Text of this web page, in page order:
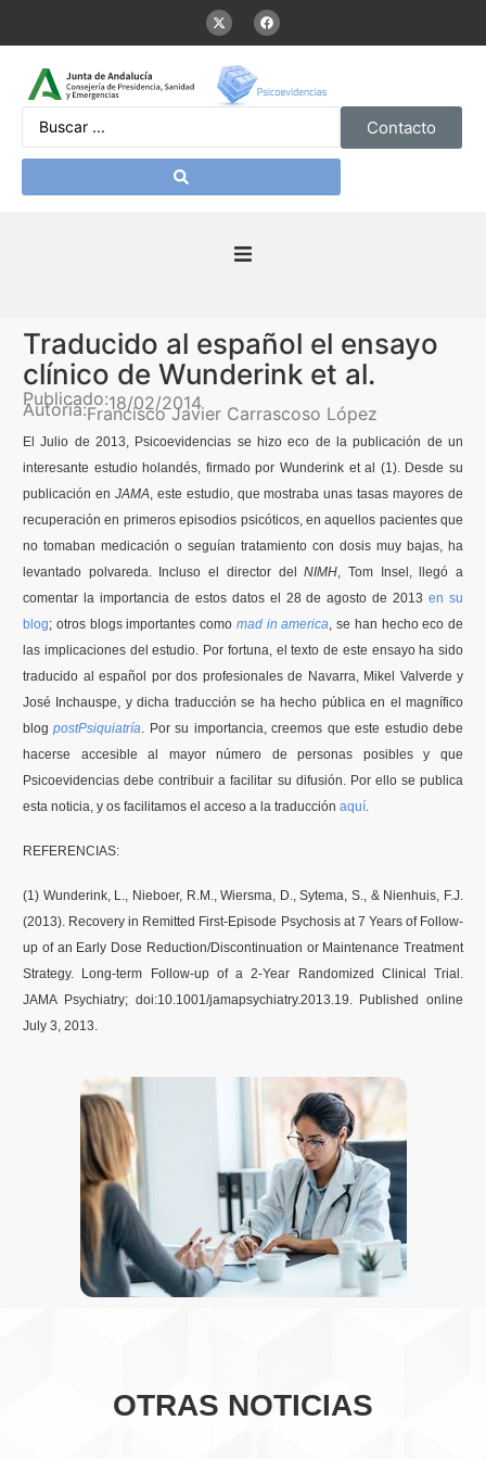
Contacto
Presentación
De interés
Contenidos Psicoevidencias
Formación
Boletín
Traducido al español el ensayo
clínico de Wunderink et al.
Publicado:18/02/2014
Autoría:Francisco Javier Carrascoso López
El Julio de 2013, Psicoevidencias se hizo eco de lapublicación de un
interesante estudio holandés, firmado por Wunderink et al (1). Desde su
publicación en JAMA, este estudio, que mostraba unas tasas mayores de
recuperación en primeros episodios psicóticos, enaquellos pacientes que
no tomaban medicación o seguían tratamiento con dosis muy bajas, ha
levantado polvareda. Incluso el director delNIMH, Tom Insel , llegó a
comentar la importanciade estos datosel 28 deagosto de 2013ensu
blog; otrosblogsimportantes como mad in america, se han hecho eco de
las implicaciones delestudio. Por fortuna, el texto de este ensayo ha sido
traducido al español pordos profesionales de Navarra, Mikel Valverde y
José Inchauspe, y dicha traducción se ha hecho pública en el magnífico
blogpostPsiquiatría. Porsu importancia,creemos que este estudio debe
hacerse
accesible al mayornúmero de personas posiblesyque
Psicoevidencias debe contribuir afacilitar su difusión. Por ellosepublica
esta noticia, y os facilitamos el acceso a la traducción aquí.
REFERENCIAS:
(1) Wunderink, L., Nieboer, R.M., Wiersma, D., Sytema, S., & Nienhuis, F.J.
(2013). Recovery in Remitted First-Episode Psychosis at 7 Years of Follow-
up of an Early Dose Reduction/Discontinuation or Maintenance Treatment
Strategy. Long-term Follow-up of a 2-Year Randomized Clinical Trial.
JAMA Psychiatry; doi:10.1001/jamapsychiatry.2013.19. Published online
July 3, 2013.
OTRAS NOTICIAS